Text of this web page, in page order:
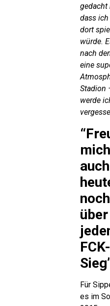
gedacht
dass
dort
würde.
nach
eine
Stadion
werde
mich
auch
noch
über
FCK-
Für
es im